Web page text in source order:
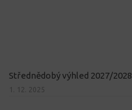
Střednědobý výhled 2027/2028
1. 12. 2025